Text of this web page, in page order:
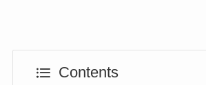
Contents